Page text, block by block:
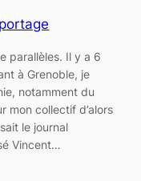
parallèles. Il y a 6
à Grenoble, je
notamment du
mon collectif d’alors
le journal
Vincent…